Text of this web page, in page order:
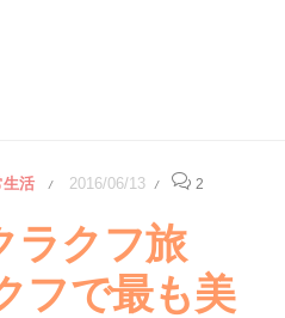
生活 / 2016/06/13 / 2
ラクフ旅
フで最も美